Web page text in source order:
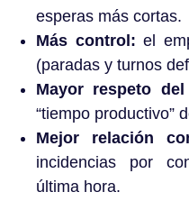
esperas más cortas.
Más control: el
(paradas y turnos
Mayor respeto
“tiempo productivo”
Mejor relación
incidencias por
última hora.